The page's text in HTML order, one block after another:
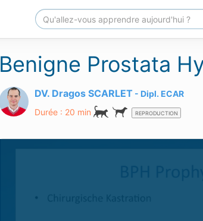
Benigne Prostata
DV. Dragos SCARLET Dipl. ECAR
Durée : 20 min
REPRODUCTION